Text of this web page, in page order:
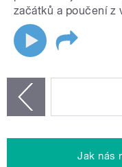
začátků a poučení z
Jak nás